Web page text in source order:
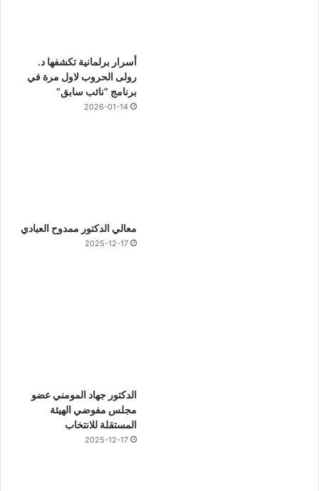
أسرار برلمانية تكشفها د.
رولى الحروب لاول مرة في
برنامج “نائب سابق”
2026-01-14
معالي الدكتور ممدوح العبادي
2025-12-17
الدكتور جهاد المومني عضو
مجلس مفوضي الهيئة
المستقلة للانتخاب
2025-12-17